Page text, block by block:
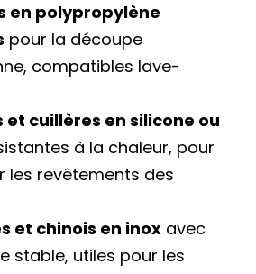
en polypropylène
pour la découpe
compatibles lave-
et cuillères en silicone ou
à la chaleur, pour
les revêtements des
et chinois en inox avec
stable, utiles pour les